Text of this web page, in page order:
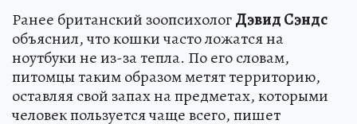
Ранее британский зоопсихологДэвид Сэндс
объяснил, что кошки часто ложатся на
ноутбуки не из-за тепла. По его словам,
питомцы таким образом метят территорию,
оставляя свой запах на предметах, которыми
человек пользуется чаще всего, пишет